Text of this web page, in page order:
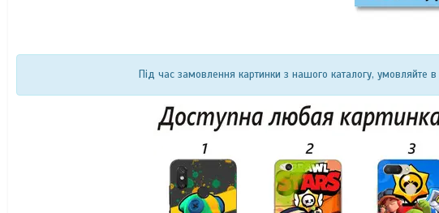
Під час замовлення картинки з нашого каталогу, умовляйте в